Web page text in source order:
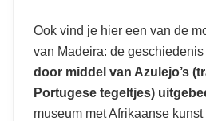
Ook vind je hier een van de
van Madeira: de
door middel van Azulejo’s
Portugese tegeltjes)
museum met Afrikaanse